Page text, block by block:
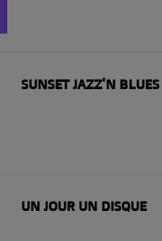
SUNSET JAZZ'N BLUES
UN JOUR UN DISQUE